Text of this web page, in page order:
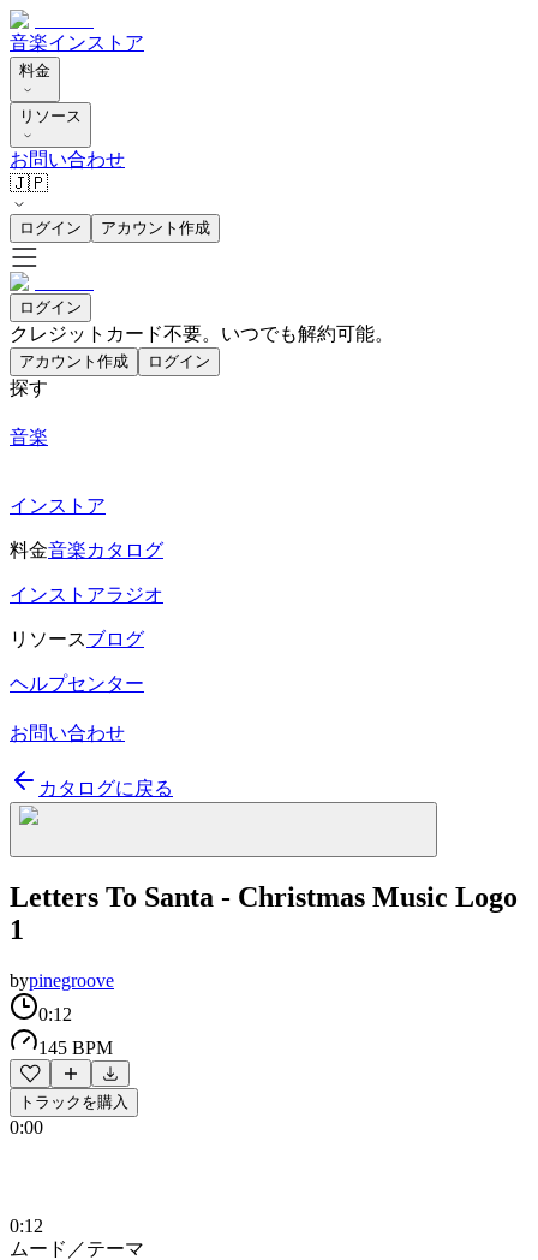
音楽インストア
料金
リソース
お問い合わせ
🇯🇵
ログイン アカウント作成
ログイン
クレジットカード不要。いつでも解約可能。
アカウント作成 ログイン
探す
音楽
インストア
料金音楽カタログ
インストアラジオ
リソースブログ
ヘルプセンター
お問い合わせ
カタログに戻る
Letters To Santa - Christmas Music Logo
1
bypinegroove
0:12
145 BPM
トラックを購入
0:00
0:12
ムード／テーマ